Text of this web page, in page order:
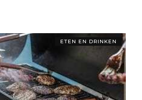
ETEN EN DRINKEN